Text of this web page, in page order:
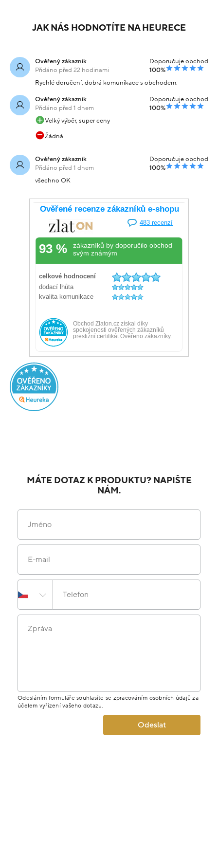
JAK NÁS HODNOTÍTE NA HEURECE
Ověřený zákazník
Přidáno před 22 hodinami
Doporučuje obchod
100%
Rychlé doručení, dobrá komunikace s obchodem.
Ověřený zákazník
Přidáno před 1 dnem
Doporučuje obchod
100%
Velký výběr, super ceny
Žádná
Ověřený zákazník
Přidáno před 1 dnem
Doporučuje obchod
100%
všechno OK
MÁTE DOTAZ K PRODUKTU? NAPIŠTE
NÁM.
Jméno
E-mail
Telefon
Zpráva
Odesláním formuláře souhlasíte se zpracováním osobních údajů za
účelem vyřízení vašeho dotazu.
Odeslat